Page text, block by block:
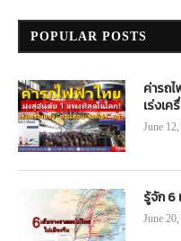
POPULAR POSTS
ค่ารถ
เร่งเ
June
รู้จัก 6
June